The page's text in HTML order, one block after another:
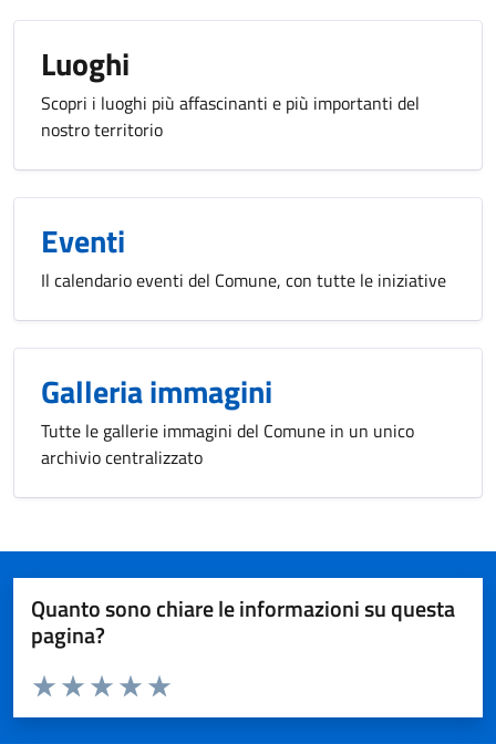
Luoghi
Scopri i luoghi più affascinanti e più importanti del
nostro territorio
Eventi
Il calendario eventi del Comune, con tutte le iniziative
Galleria immagini
Tutte le gallerie immagini del Comune in un unico
archivio centralizzato
Quanto sono chiare le informazioni su questa
pagina?
Valuta da 1 a 5 stelle la pagina
Valuta 5 stelle su 5
Valuta 4 stelle su 5
Valuta 3 stelle su 5
Valuta 2 stelle su 5
Valuta 1 stelle su 5